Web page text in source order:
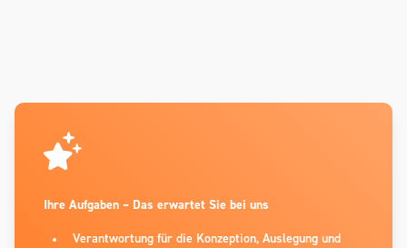
Ihre Aufgaben – Das erwartet Sie bei uns
Verantwortung für die Konzeption, Auslegung und